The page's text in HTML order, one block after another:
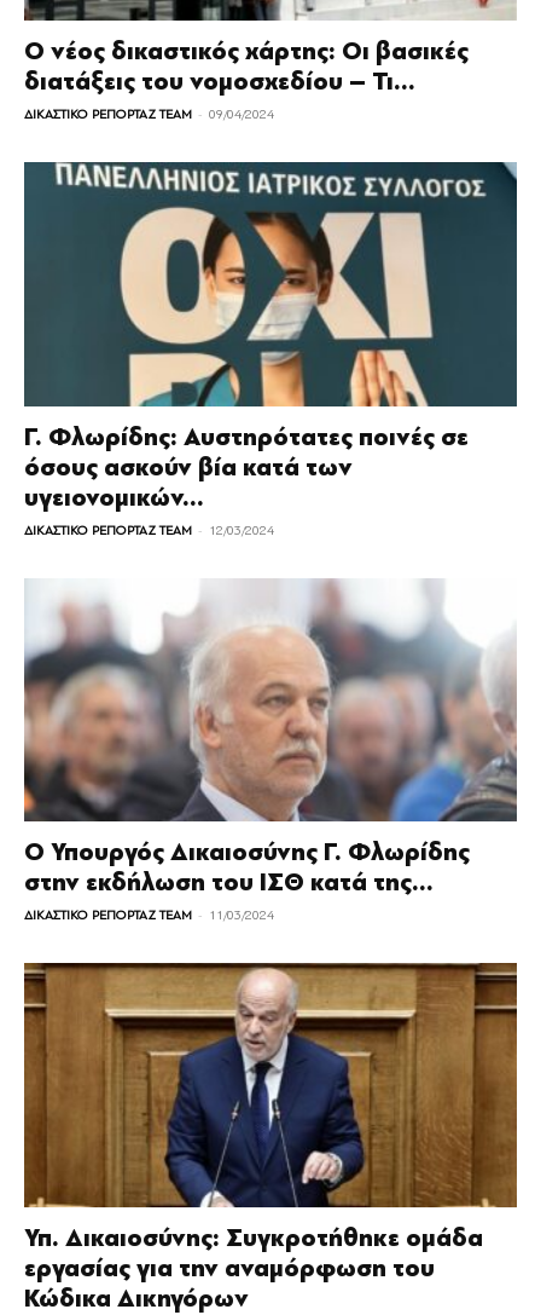
Ο νέος δικαστικός χάρτης: Οι βασικές
διατάξεις του νομοσχεδίου – Τι...
ΔΙΚΑΣΤΙΚΟ ΡΕΠΟΡΤΑΖ TEAM - 09/04/2024
Γ. Φλωρίδης: Αυστηρότατες ποινές σε
όσους ασκούν βία κατά των
υγειονομικών...
ΔΙΚΑΣΤΙΚΟ ΡΕΠΟΡΤΑΖ TEAM - 12/03/2024
Ο Υπουργός Δικαιοσύνης Γ. Φλωρίδης
στην εκδήλωση του ΙΣΘ κατά της...
ΔΙΚΑΣΤΙΚΟ ΡΕΠΟΡΤΑΖ TEAM - 11/03/2024
Υπ. Δικαιοσύνης: Συγκροτήθηκε ομάδα
εργασίας για την αναμόρφωση του
Κώδικα Δικηγόρων